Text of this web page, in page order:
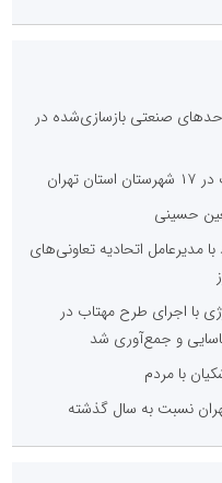
صنعتی بازسازی‌شده در
حسینی
اتحادیه تعاونی‌های
انرژی با اجرای طرح مهتاب در
با مردم